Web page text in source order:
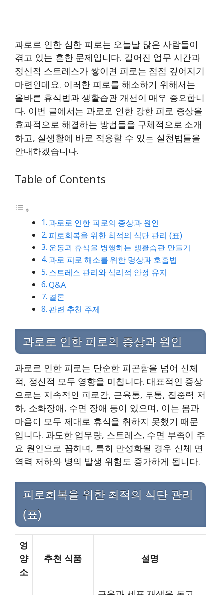
과로로 인한 심한 피로는 오늘날 많은 사람들이
겪고 있는 흔한 문제입니다. 길어진 업무 시간과
정신적 스트레스가 쌓이면 피로는 점점 깊어지기
마련인데요. 이러한 피로를 해소하기 위해서는
올바른 휴식법과 생활습관 개선이 매우 중요합니
다. 이번 글에서는 과로로 인한 강한 피로 증상을
효과적으로 해결하는 방법들을 구체적으로 소개
하고, 실생활에 바로 적용할 수 있는 실천법들을
안내하겠습니다.
Table of Contents
과로로 인한 피로의 증상과 원인
피로회복을 위한 최적의 식단 관리 (표)
운동과 휴식을 병행하는 생활습관 만들기
과로 피로 해소를 위한 명상과 호흡법
스트레스 관리와 심리적 안정 유지
Q&A
결론
관련 추천 주제
과로로 인한 피로의 증상과 원인
과로로 인한 피로는 단순한 피곤함을 넘어 신체
적, 정신적 모두 영향을 미칩니다. 대표적인 증상
으로는 지속적인 피로감, 근육통, 두통, 집중력 저
하, 소화장애, 수면 장애 등이 있으며, 이는 몸과
마음이 모두 제대로 휴식을 취하지 못했기 때문
입니다. 과도한 업무량, 스트레스, 수면 부족이 주
요 원인으로 꼽히며, 특히 만성화될 경우 신체 면
역력 저하와 병의 발생 위험도 증가하게 됩니다.
피로회복을 위한 최적의 식단 관리
(표)
영
양
소
추천 식품 설명